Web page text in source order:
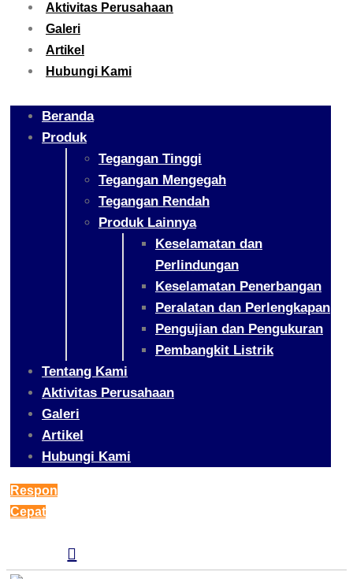
Aktivitas Perusahaan
Galeri
Artikel
Hubungi Kami
Beranda
Produk
Tegangan Tinggi
Tegangan Mengegah
Tegangan Rendah
Produk Lainnya
Keselamatan dan
Perlindungan
Keselamatan Penerbangan
Peralatan dan Perlengkapan
Pengujian dan Pengukuran
Pembangkit Listrik
Tentang Kami
Aktivitas Perusahaan
Galeri
Artikel
Hubungi Kami
Respon
Cepat